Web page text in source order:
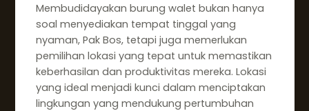
Membudidayakan burung walet bukan hanya
soal menyediakan tempat tinggal yang
nyaman, Pak Bos, tetapi juga memerlukan
pemilihan lokasi yang tepat untuk memastikan
keberhasilan dan produktivitas mereka. Lokasi
yang ideal menjadi kunci dalam menciptakan
lingkungan yang mendukung pertumbuhan